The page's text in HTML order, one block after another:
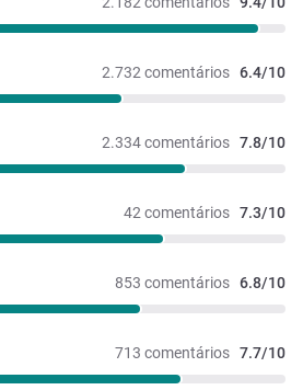
2.732 comentários 6.4/10
2.334 comentários 7.8/10
42 comentários 7.3/10
853 comentários 6.8/10
713 comentários 7.7/10